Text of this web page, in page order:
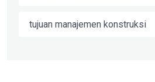
tujuan manajemen konstruksi